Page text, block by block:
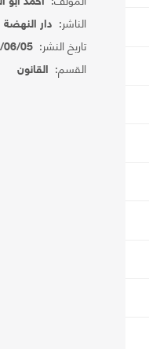
الناشر: دار النهضة
تاريخ النشر: 12:00:00 AM
القسم: القانون